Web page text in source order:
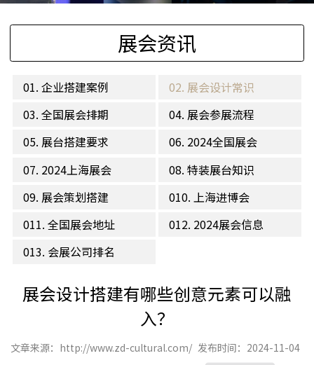
展会资讯
01. 企业搭建案例
02. 展会设计常识
03. 全国展会排期
04. 展会参展流程
05. 展台搭建要求
06. 2024全国展会
07. 2024上海展会
08. 特装展台知识
09. 展会策划搭建
010. 上海进博会
011. 全国展会地址
012. 2024展会信息
013. 会展公司排名
展会设计搭建有哪些创意元素可以融
入？
文章来源：http://www.zd-cultural.com/ 发布时间：2024-11-04